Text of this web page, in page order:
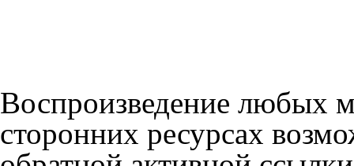
Воспроизведение любых
сторонних ресурсах